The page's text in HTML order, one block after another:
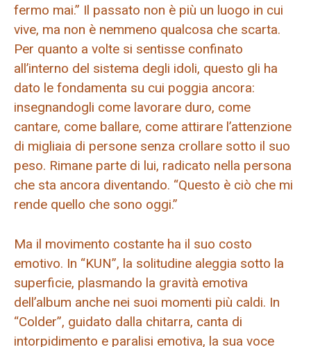
fermo mai.” Il passato non è più un luogo in cui
vive, ma non è nemmeno qualcosa che scarta.
Per quanto a volte si sentisse confinato
all’interno del sistema degli idoli, questo gli ha
dato le fondamenta su cui poggia ancora:
insegnandogli come lavorare duro, come
cantare, come ballare, come attirare l’attenzione
di migliaia di persone senza crollare sotto il suo
peso. Rimane parte di lui, radicato nella persona
che sta ancora diventando. “Questo è ciò che mi
rende quello che sono oggi.”
Ma il movimento costante ha il suo costo
emotivo. In “KUN”, la solitudine aleggia sotto la
superficie, plasmando la gravità emotiva
dell’album anche nei suoi momenti più caldi. In
“Colder”, guidato dalla chitarra, canta di
intorpidimento e paralisi emotiva, la sua voce